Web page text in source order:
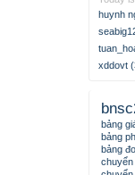
huynh
xddovt
bảng
bảng
bảng
chuyển